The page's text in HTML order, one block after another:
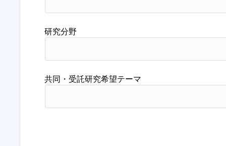
研究分野
共同・受託研究希望テーマ